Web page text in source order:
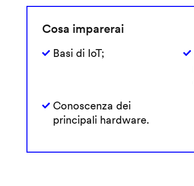
Cosa imparerai
Basi di IoT;
Conoscenza dei
principali hardware.